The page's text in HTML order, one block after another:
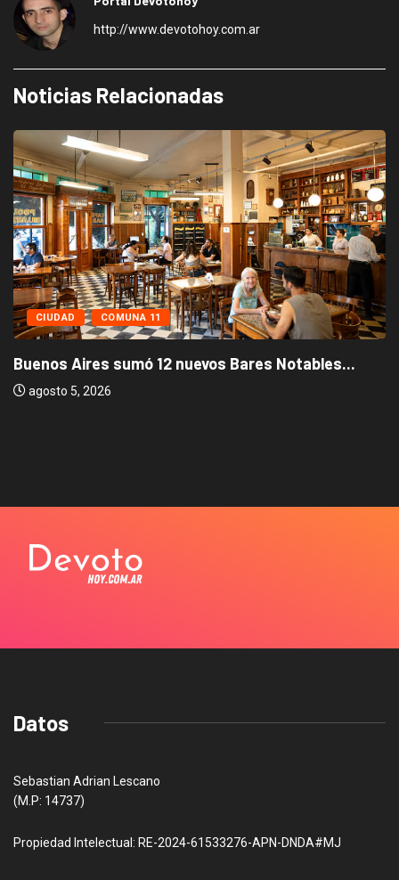
http://www.devotohoy.com.ar
Noticias Relacionadas
CIUDAD COMUNA 11
Buenos Aires sumó 12 nuevos Bares Notables...
agosto 5, 2026
Datos
Sebastian Adrian Lescano
(M.P: 14737)
Propiedad Intelectual: RE-2024-61533276-APN-DNDA#MJ